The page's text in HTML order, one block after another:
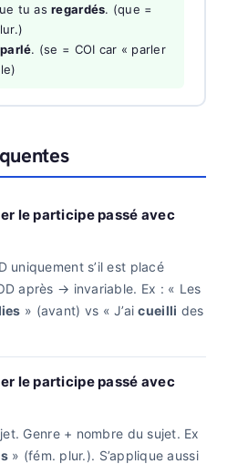
tu asregardés. (que =
parlé. (se = COI car « parler
le participe passé avec
uniquement s’il est placé
après → invariable. Ex : « Les
» (avant) vs « J’aicueilli des
le participe passé avec
Genre + nombre du sujet. Ex
» (fém. plur.). S’applique aussi